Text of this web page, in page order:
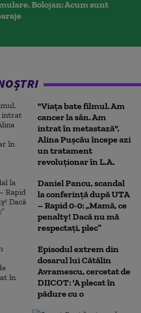
Bolojan: Acum sunt
"Viața bate filmul. Am
cancer la sân. Am
intrat în metastază".
Alina Pușcău începe azi
un tratament
revoluționar în L.A.
Daniel Pancu, scandal
la conferință după UTA
– Rapid 0-0: „Mamă, ce
penalty! Dacă nu mă
respectați, plec”
Episodul extrem din
dosarul lui Cătălin
Avramescu, cercetat de
DIICOT: 'A plecat în
pădure cu o